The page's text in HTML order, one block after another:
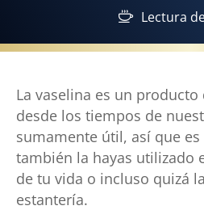
Lectura
La vaselina es un
desde los tiempos de
sumamente útil, así que
también la hayas utilizado
de tu vida o incluso quizá
estantería.